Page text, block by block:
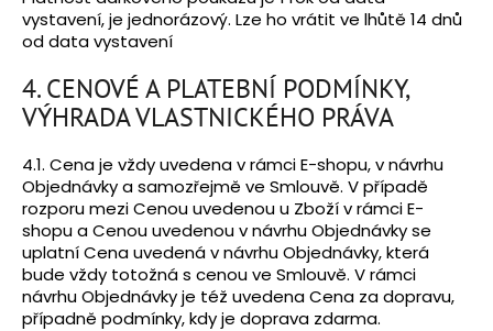
vystavení, je jednorázový. Lze ho vrátit ve lhůtě 14 dnů
od data vystavení
4. CENOVÉ A PLATEBNÍ PODMÍNKY,
VÝHRADA VLASTNICKÉHO PRÁVA
4.1. Cena je vždy uvedena v rámci E-shopu, v návrhu
Objednávky a samozřejmě ve Smlouvě. V případě
rozporu mezi Cenou uvedenou u Zboží v rámci E-
shopu a Cenou uvedenou v návrhu Objednávky se
uplatní Cena uvedená v návrhu Objednávky, která
bude vždy totožná s cenou ve Smlouvě. V rámci
návrhu Objednávky je též uvedena Cena za dopravu,
případně podmínky, kdy je doprava zdarma.